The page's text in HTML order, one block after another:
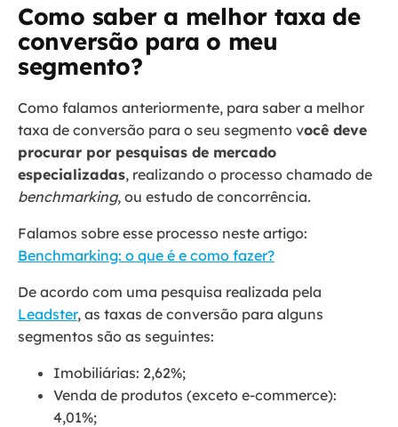
Como saber a melhor taxa de
conversão para o meu
segmento?
Como falamos anteriormente, para saber a melhor
taxa de conversão para o seu segmento você deve
procurar por pesquisas de mercado
especializadas, realizando o processo chamado de
benchmarking, ou estudo de concorrência.
Falamos sobre esse processo neste artigo:
Benchmarking: o que é e como fazer?
De acordo com uma pesquisa realizada pela
Leadster, as taxas de conversão para alguns
segmentos são as seguintes:
Imobiliárias: 2,62%;
Venda de produtos (exceto e-commerce):
4,01%;